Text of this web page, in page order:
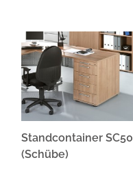
Standcontainer SC50
(Schübe)